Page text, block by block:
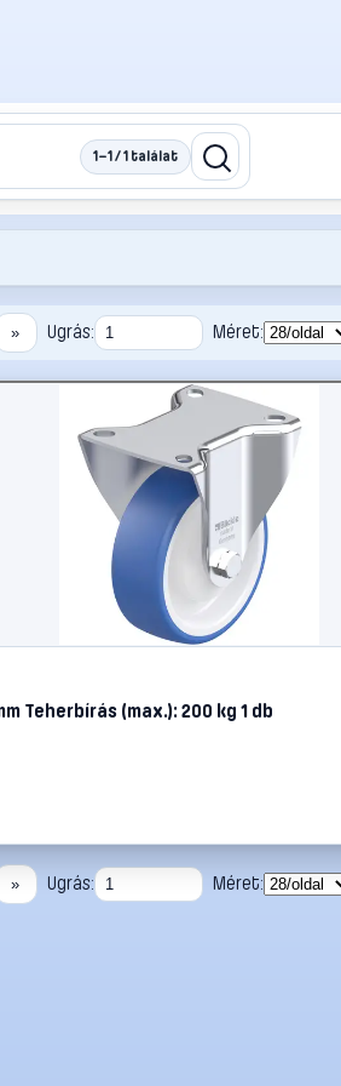
1–1 / 1 találat
» Ugrás: Méret:
Teherbírás (max.): 200 kg 1 db
» Ugrás: Méret: